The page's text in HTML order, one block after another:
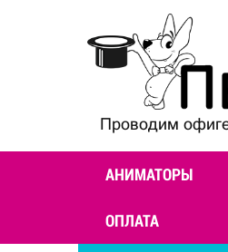
Проводим
АНИМАТОРЫ
ОПЛАТА